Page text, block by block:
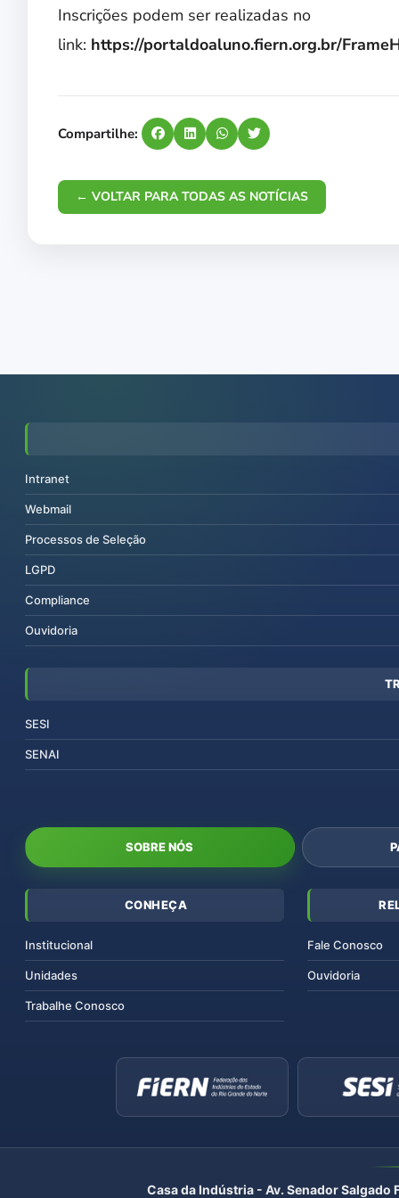
Inscrições podem ser realizadas no
link: https://portaldoaluno.fiern.org.br/
Compartilhe:
← VOLTAR PARA TODAS AS NOTÍCIAS
Intranet
Webmail
Processos de Seleção
LGPD
Compliance
Ouvidoria
SESI
SENAI
SOBRE NÓS
CONHEÇA
Institucional
Unidades
Trabalhe Conosco
Fale Conosco
Ouvidoria
Casa da Indústria - Av. Senador